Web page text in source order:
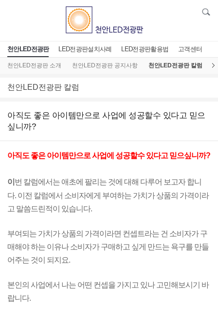
천안LED전광판 LED전광판설치사례 LED전광판활용법 고객센터
천안LED전광판 소개 천안LED전광판 공지사항 천안LED전광판 칼럼
천안LED전광판 칼럼
아직도 좋은 아이템만으로 사업에 성공할수 있다고 믿으
싶니까?
아직도 좋은 아이템만으로 사업에 성공할수 있다고 믿으싶니까?
이 번 칼럼에서는 애초에 팔리는 것에 대해 다루어 보고자 합니
다. 이전 칼럼에서 소비자에게 부여하는 가치가 상품의 가격이라
고 말씀드린적이 있습니다.
부여되는 가치가 상품의 가격이라면 컨셉트라는 건 소비자가 구
매해야 하는 이유나소비자가 구매하고 싶게 만드는 욕구를 만들
어주는 것이 되지요.
본인의 사업에서 나는 어떤 컨셉을 가지고 있나 고민해보시기 바
랍니다.